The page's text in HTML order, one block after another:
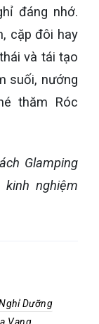
đáng nhớ.
cặp đôi hay
và tái tạo
suối, nướng
thăm Róc
Glamping
nghiệm
Dưỡng
Vang